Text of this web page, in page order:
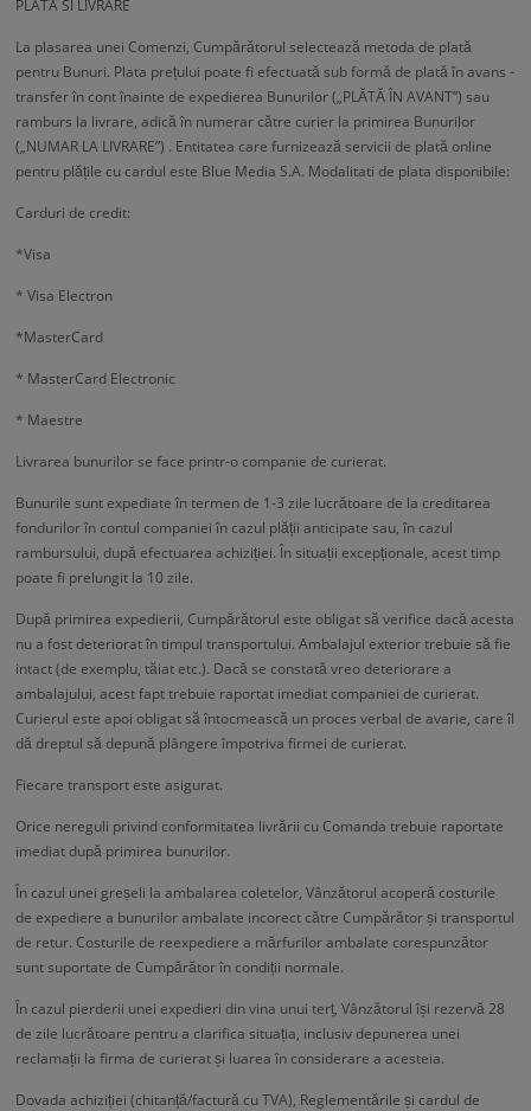
PLATA SI LIVRARE
La plasarea unei Comenzi, Cumpărătorul selectează metoda de plată
pentru Bunuri. Plata prețului poate fi efectuată sub formă de plată în avans -
transfer în cont înainte de expedierea Bunurilor („PLĂTĂ ÎN AVANT”) sau
ramburs la livrare, adică în numerar către curier la primirea Bunurilor
(„NUMAR LA LIVRARE”) . Entitatea care furnizează servicii de plată online
pentru plățile cu cardul este Blue Media S.A. Modalitati de plata disponibile:
Carduri de credit:
*Visa
* Visa Electron
*MasterCard
* MasterCard Electronic
* Maestre
Livrarea bunurilor se face printr-o companie de curierat.
Bunurile sunt expediate în termen de 1-3 zile lucrătoare de la creditarea
fondurilor în contul companiei în cazul plății anticipate sau, în cazul
rambursului, după efectuarea achiziției. În situații excepționale, acest timp
poate fi prelungit la 10 zile.
După primirea expedierii, Cumpărătorul este obligat să verifice dacă acesta
nu a fost deteriorat în timpul transportului. Ambalajul exterior trebuie să fie
intact (de exemplu, tăiat etc.). Dacă se constată vreo deteriorare a
ambalajului, acest fapt trebuie raportat imediat companiei de curierat.
Curierul este apoi obligat să întocmească un proces verbal de avarie, care îl
dă dreptul să depună plângere împotriva firmei de curierat.
Fiecare transport este asigurat.
Orice nereguli privind conformitatea livrării cu Comanda trebuie raportate
imediat după primirea bunurilor.
În cazul unei greșeli la ambalarea coletelor, Vânzătorul acoperă costurile
de expediere a bunurilor ambalate incorect către Cumpărător și transportul
de retur. Costurile de reexpediere a mărfurilor ambalate corespunzător
sunt suportate de Cumpărător în condiții normale.
În cazul pierderii unei expedieri din vina unui terț, Vânzătorul își rezervă 28
de zile lucrătoare pentru a clarifica situația, inclusiv depunerea unei
reclamații la firma de curierat și luarea în considerare a acesteia.
Dovada achiziției (chitanță/factură cu TVA), Reglementările și cardul de